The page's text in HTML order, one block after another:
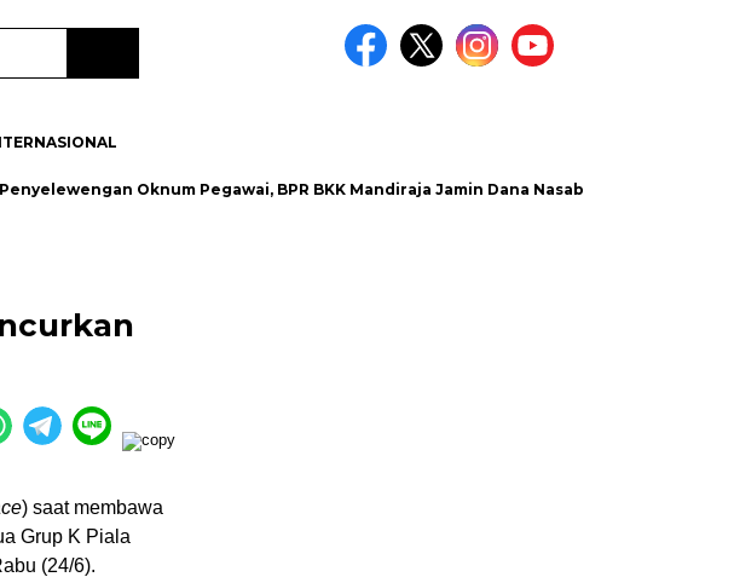
Oknum Pegawai, BPR BKK Mandiraja Jamin Dana Nasabah Aman
) saat membawa
Grup K Piala
(24/6).